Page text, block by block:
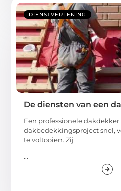
DIENSTVERLENING
De diensten van een
Een professionele
dakbedekkingsproject snel,
te voltooien. Zij
...